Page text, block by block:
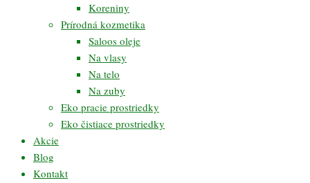
Koreniny
Prírodná kozmetika
Saloos oleje
Na vlasy
Na telo
Na zuby
Eko pracie prostriedky
Eko čistiace prostriedky
Akcie
Blog
Kontakt